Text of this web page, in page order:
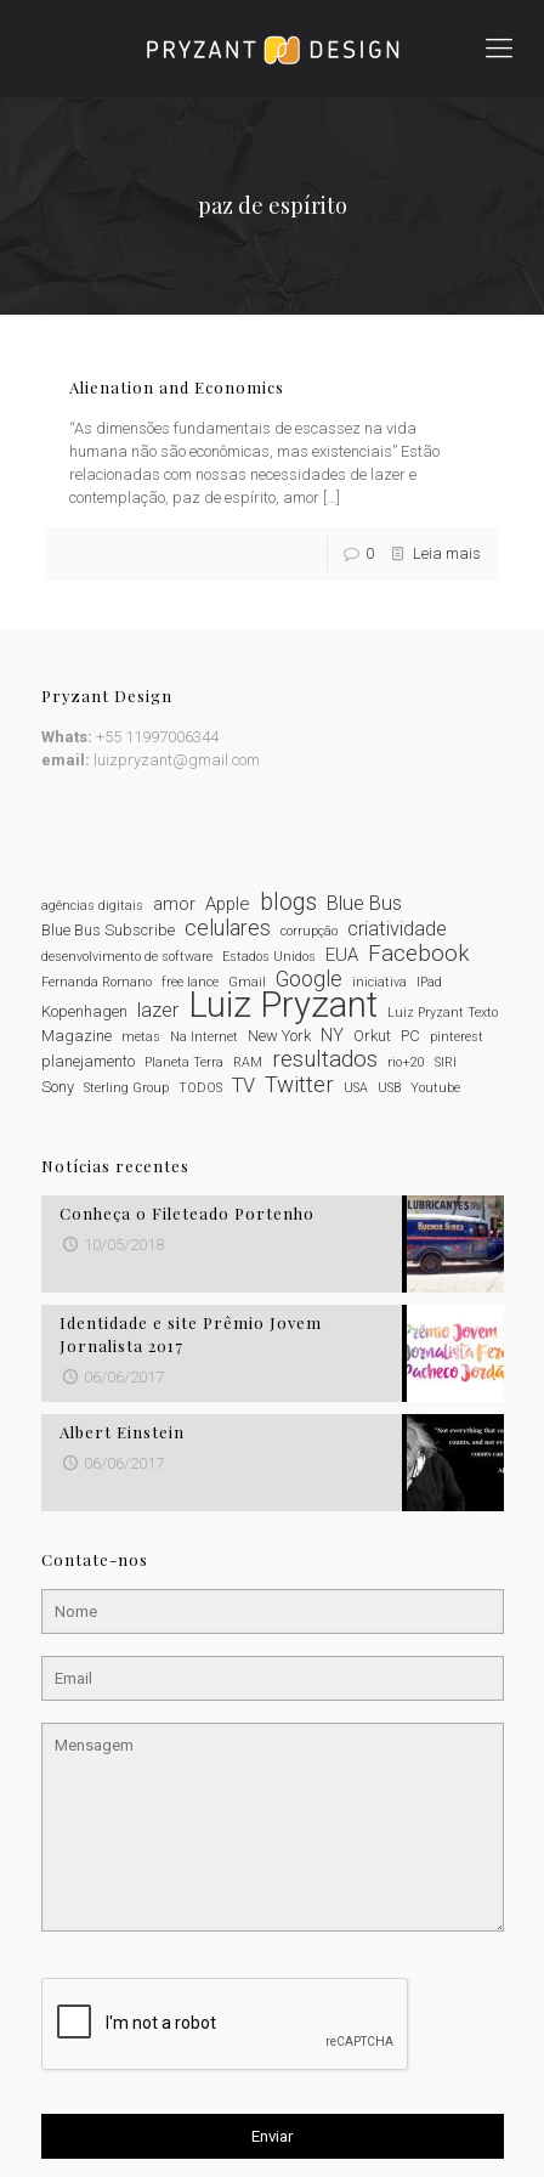
paz de espírito
Alienation and Economics
“As dimensões fundamentais de escassez na vida
humana não são econômicas, mas existenciais” Estão
relacionadas com nossas necessidades de lazer e
contemplação, paz de espírito, amor […]
0 Leia mais
Pryzant Design
Whats: +55 11997006344
email: luizpryzant@gmail.com
agências digitais amor Apple blogs Blue Bus
Blue Bus Subscribe celulares corrupção criatividade
desenvolvimento de software Estados Unidos EUA Facebook
Fernanda Romano free lance Gmail Google iniciativa IPad
Kopenhagen lazer Luiz Pryzant Luiz Pryzant Texto
Magazine metas Na Internet New York NY Orkut PC pinterest
planejamento Planeta Terra RAM resultados rio+20 SIRI
Sony Sterling Group TODOS TV Twitter USA USB Youtube
Notícias recentes
Conheça o Fileteado Portenho
10/05/2018
Identidade e site Prêmio Jovem
Jornalista 2017
06/06/2017
Albert Einstein
06/06/2017
Contate-nos